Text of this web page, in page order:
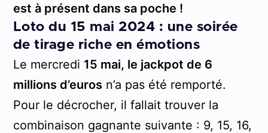
est à présent dans sa poche !
Loto du 15 mai 2024 : une soirée
de tirage riche en émotions
Le mercredi 15 mai, le jackpot de 6
millions d’eurosn’a pas été remporté.
Pour le décrocher, il fallait trouver la
combinaison gagnante suivante : 9, 15, 16,